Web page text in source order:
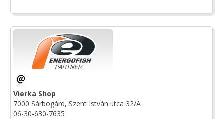
Vierka Shop
7000 Sárbogárd, Szent István utca 32/A
06-30-630-7635